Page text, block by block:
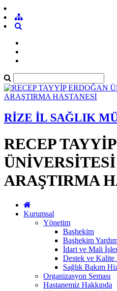
RİZE İL SAĞLIK
RECEP
ARAŞTIRMA
Kurumsal
Yönetim
Başhekim
Başhekim
İdari ve Mali
Destek ve
Sağlık Bakım
Organizasyon Şeması
Hastanemiz Hakkında